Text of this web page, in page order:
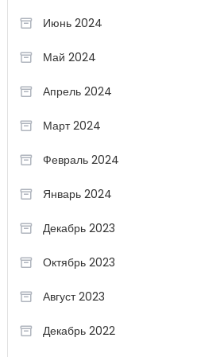
Июнь 2024
Май 2024
Апрель 2024
Март 2024
Февраль 2024
Январь 2024
Декабрь 2023
Октябрь 2023
Август 2023
Декабрь 2022